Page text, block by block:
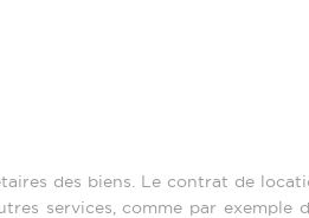
des biens. Le contrat de
services, comme par exemple